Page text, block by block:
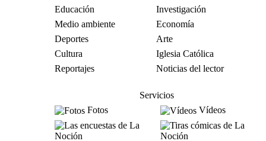
Educación
Investigación
Medio ambiente
Economía
Deportes
Arte
Cultura
Iglesia Católica
Reportajes
Noticias del lector
Servicios
Fotos
Vídeos